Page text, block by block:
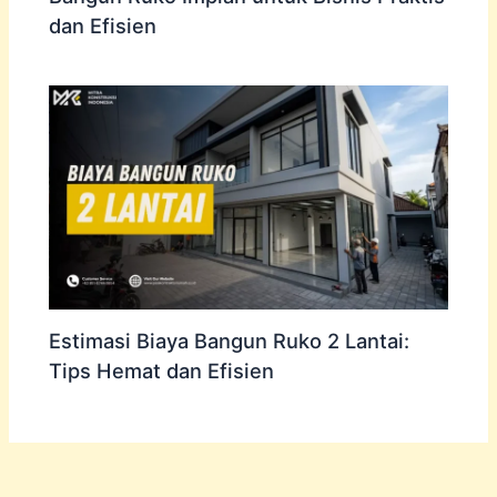
dan Efisien
Estimasi Biaya Bangun Ruko 2 Lantai:
Tips Hemat dan Efisien